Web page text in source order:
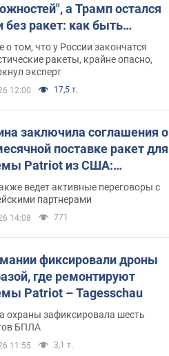
а Трамп остался
без ракет: как быть
Интервью с Мельником
о том, что у России закончатся
ракеты, крайне опасно,
эксперт
12:00 17,5 т.
заключила соглашения о
поставке ракет для
Patriot из США:
раскрыл подробности
ведет активные переговоры с
партнерами
14:08 771
фиксировали дроны
где ремонтируют
Patriot – Tagesschau
охраны зафиксировала шесть
БПЛА
11:55 3,1 т.